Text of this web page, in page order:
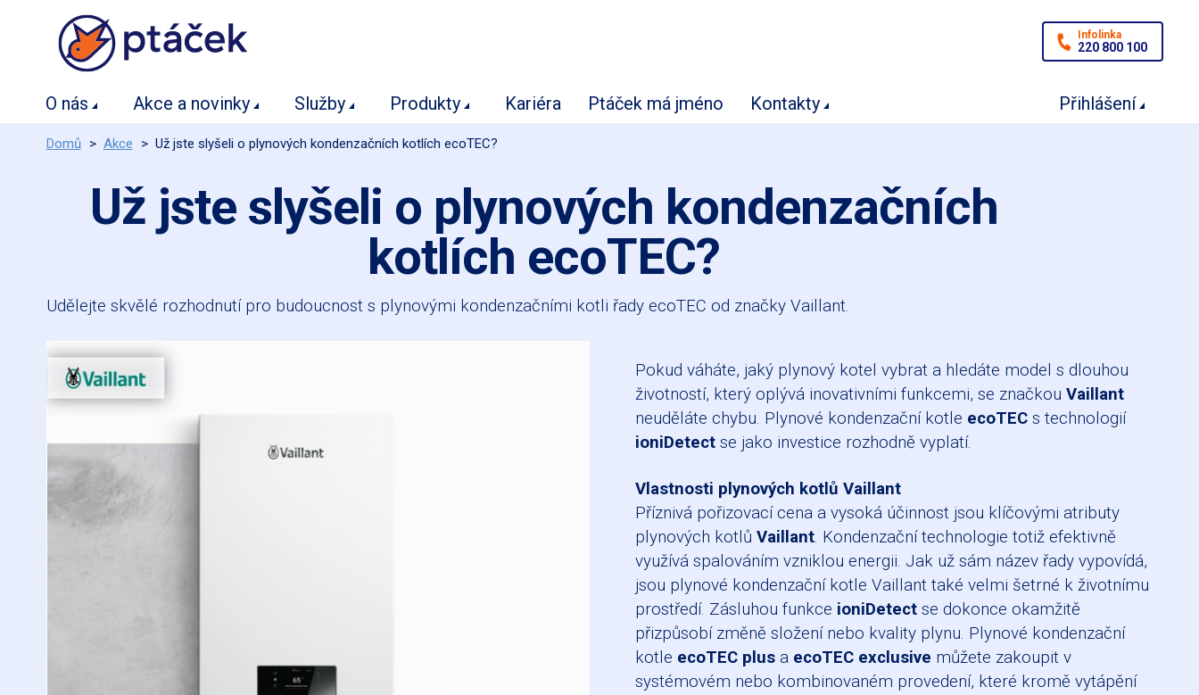
Infolinka
220 800 100
Přihlášení
O nás Akce a novinky Služby Produkty Kariéra Ptáček má jméno Kontakty
Domů > Akce > Už jste slyšeli o plynových kondenzačních kotlích ecoTEC?
Už jste slyšeli o plynových kondenzačních
kotlích ecoTEC?
Udělejte skvělé rozhodnutí pro budoucnost s plynovými kondenzačními kotli řady ecoTEC od značky Vaillant.
Pokud váháte, jaký plynový kotel vybrat a hledáte model s dlouhou
životností, který oplývá inovativními funkcemi, se značkou Vaillant
neuděláte chybu. Plynové kondenzační kotle ecoTEC s technologií
ioniDetect se jako investice rozhodně vyplatí.
Vlastnosti plynových kotlů Vaillant
Příznivá pořizovací cena a vysoká účinnost jsou klíčovými atributy
plynových kotlů Vaillant. Kondenzační technologie totiž efektivně
využívá spalováním vzniklou energii. Jak už sám název řady vypovídá,
jsou plynové kondenzační kotle Vaillant také velmi šetrné k životnímu
prostředí. Zásluhou funkce ioniDetect se dokonce okamžitě
přizpůsobí změně složení nebo kvality plynu. Plynové kondenzační
kotle ecoTEC plus a ecoTEC exclusive můžete zakoupit v
systémovém nebo kombinovaném provedení, které kromě vytápění